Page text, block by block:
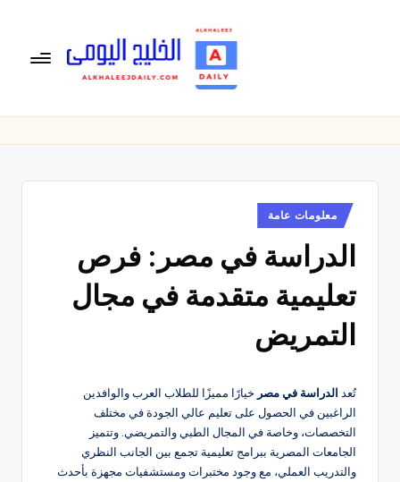
خ
ج
ال
يو
م
ى
متابعة
العربى
,
الرياضية
والسياسية
والاقتصادية.
نُشر
في
معلومات عامة
الدراسة في مصر: فرص
تعليمية متقدمة في مجال
التمريض
تُعد الدراسة في مصر خيارًا مميزًا للطلاب العرب والوافدين
الراغبين في الحصول على تعليم عالي الجودة في مختلف
التخصصات، وخاصة في المجال الطبي والتمريضي. وتتميز
الجامعات المصرية ببرامج تعليمية تجمع بين الجانب النظري
والتدريب العملي، مع وجود مختبرات ومستشفيات مجهزة بأحدث